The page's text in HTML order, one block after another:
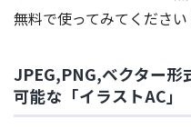
無料で使ってみてください
JPEG,PNG,ベクター形
可能な「イラストAC」